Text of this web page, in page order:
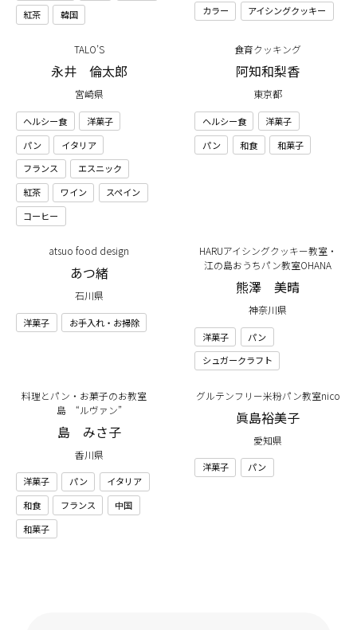
紅茶
韓国
カラー
アイシングクッキー
TALO’S
永井 倫太郎
宮崎県
ヘルシー食
洋菓子
パン
イタリア
フランス
エスニック
紅茶
ワイン
スペイン
コーヒー
食育クッキング
阿知和梨香
東京都
ヘルシー食
洋菓子
パン
和食 和菓子
atsuo food design
あつ緒
石川県
洋菓子 お手入れ・お掃除
HARUアイシングクッキー教室・
江の島おうちパン教室OHANA
熊澤 美晴
神奈川県
洋菓子
パン
シュガークラフト
料理とパン・お菓子のお教室
島 “ルヴァン”
島 みさ子
香川県
洋菓子 パン
イタリア
和食
フランス
中国
和菓子
グルテンフリー米粉パン教室nico
眞島裕美子
愛知県
洋菓子 パン